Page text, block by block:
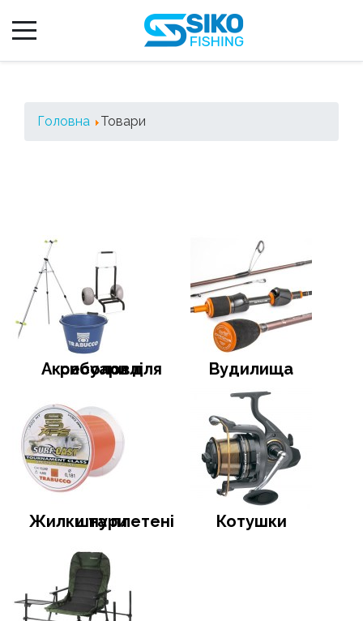
Головна Товари
Аксесуари для риболовлі Вудилища
Жилки та плетені шнури Котушки